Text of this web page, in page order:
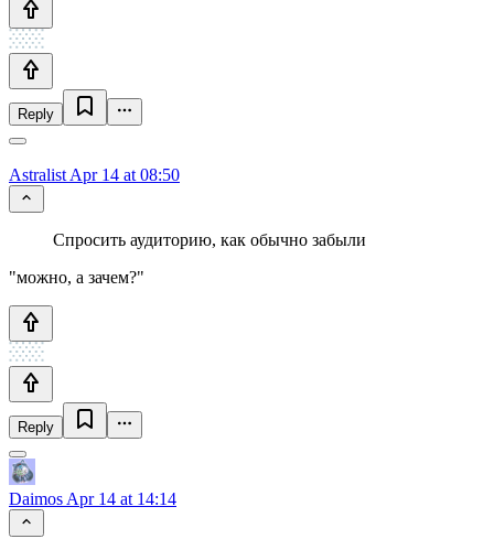
Reply
Astralist Apr 14 at 08:50
Спросить аудиторию, как обычно забыли
"можно, а зачем?"
Reply
Daimos Apr 14 at 14:14